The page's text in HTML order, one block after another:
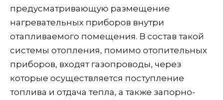
предусматривающую размещение
нагревательных приборов внутри
отапливаемого помещения. В состав такой
системы отопления, помимо отопительных
приборов, входят газопроводы, через
которые осуществляется поступление
топлива и отдача тепла, а также запорно-